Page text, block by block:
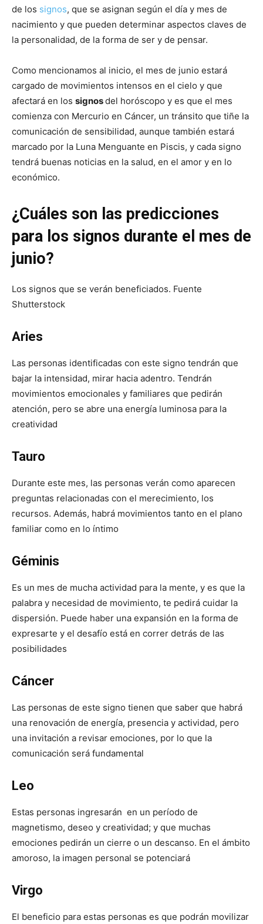
de los signos, que se asignan según el día y mes de
nacimiento y que pueden determinar aspectos claves de
la personalidad, de la forma de ser y de pensar.
Como mencionamos al inicio, el mes de junio estará
cargado de movimientos intensos en el cielo y que
afectará en los signosdel horóscopo y es que el mes
comienza con Mercurio en Cáncer, un tránsito que tiñe la
comunicación de sensibilidad, aunque también estará
marcado por la Luna Menguante en Piscis, y cada signo
tendrá buenas noticias en la salud, en el amor y en lo
económico.
¿Cuáles son las predicciones
para los signos durante el mes de
junio?
Los signos que se verán beneficiados. Fuente
Shutterstock
Aries
Las personas identificadas con este signo tendrán que
bajar la intensidad, mirar hacia adentro. Tendrán
movimientos emocionales y familiares que pedirán
atención, pero se abre una energía luminosa para la
creatividad
Tauro
Durante este mes, las personas verán como aparecen
preguntas relacionadas con el merecimiento, los
recursos. Además, habrá movimientos tanto en el plano
familiar como en lo íntimo
Géminis
Es un mes de mucha actividad para la mente, y es que la
palabra y necesidad de movimiento, te pedirá cuidar la
dispersión. Puede haber una expansión en la forma de
expresarte y el desafío está en correr detrás de las
posibilidades
Cáncer
Las personas de este signo tienen que saber que habrá
una renovación de energía, presencia y actividad, pero
una invitación a revisar emociones, por lo que la
comunicación será fundamental
Leo
Estas personas ingresarán en un período de
magnetismo, deseo y creatividad; y que muchas
emociones pedirán un cierre o un descanso. En el ámbito
amoroso, la imagen personal se potenciará
Virgo
El beneficio para estas personas es que podrán movilizar